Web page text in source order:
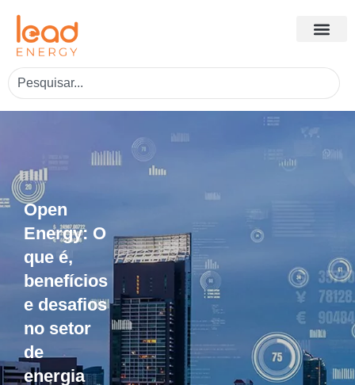
Open
Energy: O
que é,
benefícios
e desafios
no setor
de
energia